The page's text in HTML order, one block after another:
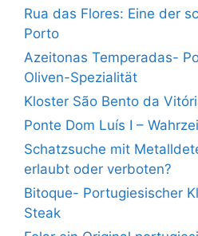
Rua das Flores: Eine der
Porto
Azeitonas Temperadas-
Oliven-Spezialität
Kloster São Bento da
Ponte Dom Luís I –
Schatzsuche mit
erlaubt oder verboten?
Bitoque- Portugiesischer
Steak